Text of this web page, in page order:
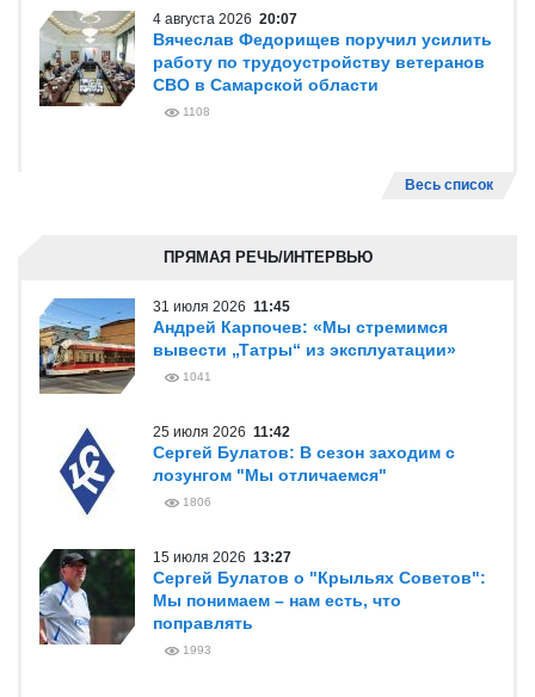
4 августа 2026 20:07
Вячеслав Федорищев поручил усилить
работу по трудоустройству ветеранов
СВО в Самарской области
1108
Весь список
ПРЯМАЯ РЕЧЬ/ИНТЕРВЬЮ
31 июля 2026 11:45
Андрей Карпочев: «Мы стремимся
вывести „Татры“ из эксплуатации»
1041
25 июля 2026 11:42
Сергей Булатов: В сезон заходим с
лозунгом "Мы отличаемся"
1806
15 июля 2026 13:27
Сергей Булатов о "Крыльях Советов":
Мы понимаем – нам есть, что
поправлять
1993